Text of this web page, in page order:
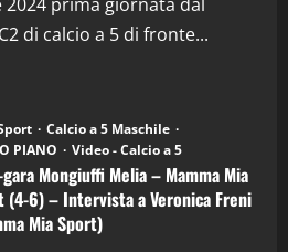
di calcio a 5 di fronte...
Calcio a 5 Maschile
PIANO
Video - Calcio a 5
Mongiuffi Melia – Mamma Mia
(4-6) – Intervista a Veronica Freni
Mia Sport)
2026
in Podcast
in Podcast: 28^ Puntata
21 Aprile 2026)
2026